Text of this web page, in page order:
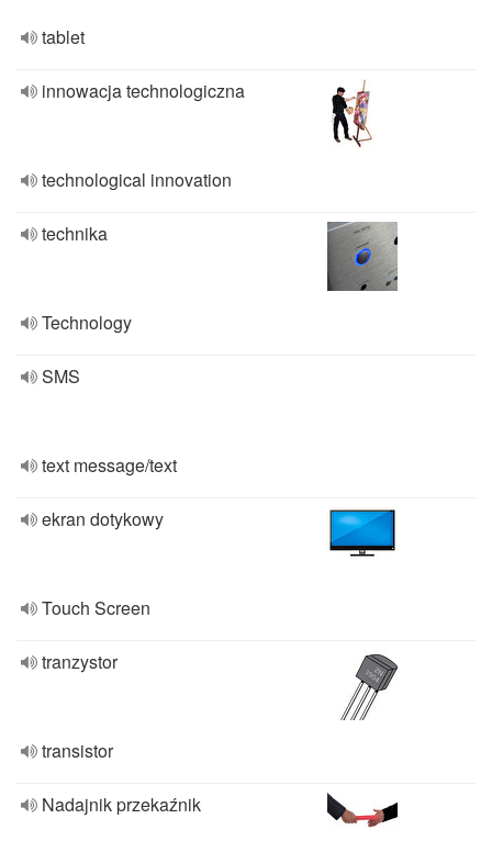
tablet
innowacja technologiczna
technological innovation
technika
Technology
SMS
text message/text
ekran dotykowy
Touch Screen
tranzystor
transistor
Nadajnik przekaźnik